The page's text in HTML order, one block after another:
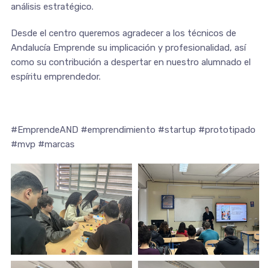
análisis estratégico.
Desde el centro queremos agradecer a los técnicos de
Andalucía Emprende su implicación y profesionalidad, así
como su contribución a despertar en nuestro alumnado el
espíritu emprendedor.
#EmprendeAND #emprendimiento #startup #prototipado
#mvp #marcas